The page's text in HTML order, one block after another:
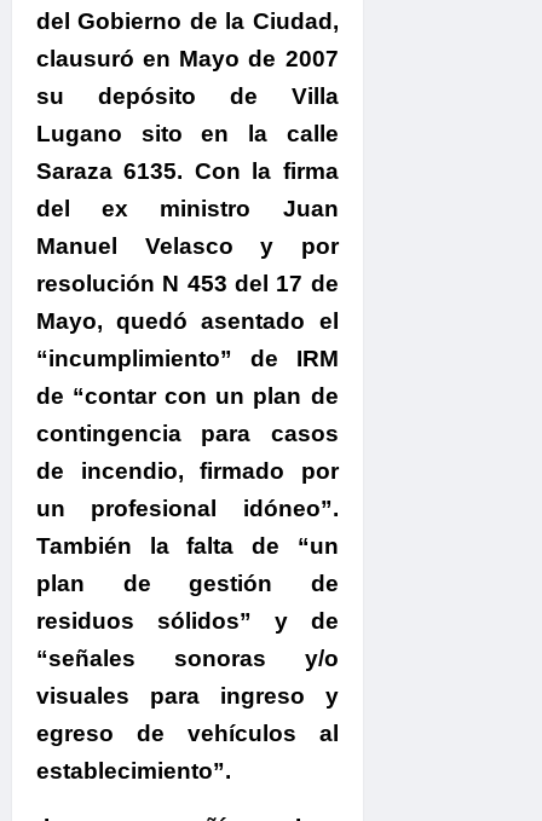
del Gobierno de la Ciudad,
clausuró en Mayo de 2007
su depósito de Villa
Lugano sito en la calle
Saraza 6135. Con la firma
del ex ministro Juan
Manuel Velasco y por
resolución N 453 del 17 de
Mayo, quedó asentado el
“incumplimiento” de IRM
de “contar con un plan de
contingencia para casos
de incendio, firmado por
un profesional idóneo”.
También la falta de “un
plan de gestión de
residuos sólidos” y de
“señales sonoras y/o
visuales para ingreso y
egreso de vehículos al
establecimiento”.